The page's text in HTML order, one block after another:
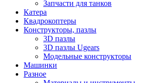
Запчасти для танков
Катера
Квадрокоптеры
Конструкторы, пазлы
3D пазлы
3D пазлы Ugears
Модельные конструкторы
Машинки
Разное